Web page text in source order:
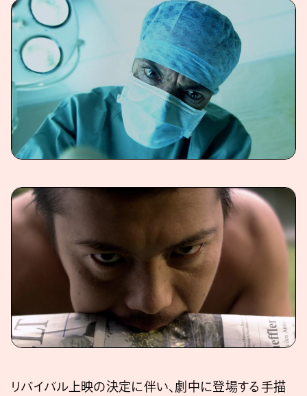
リバイバル上映の決定に伴い、劇中に登場する手描